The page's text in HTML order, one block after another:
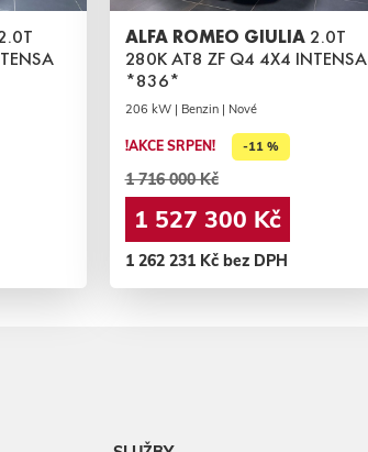
ALFA ROMEO GIULIA 2.0T
280K AT8 ZF Q4 4X4 INTENSA
*836*
206 kW | Benzin | Nové
!AKCE SRPEN! -11 %
1 716 000 Kč
1 527 300 Kč
1 262 231 Kč bez DPH